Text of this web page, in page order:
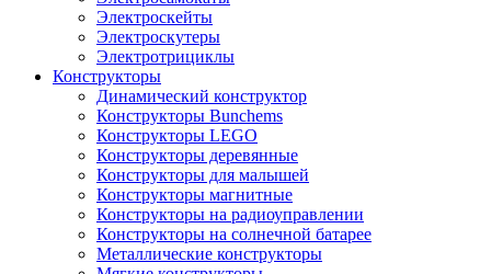
Электроскейты
Электроскутеры
Электротрициклы
Конструкторы
Динамический конструктор
Конструкторы Bunchems
Конструкторы LEGO
Конструкторы деревянные
Конструкторы для малышей
Конструкторы магнитные
Конструкторы на радиоуправлении
Конструкторы на солнечной батарее
Металлические конструкторы